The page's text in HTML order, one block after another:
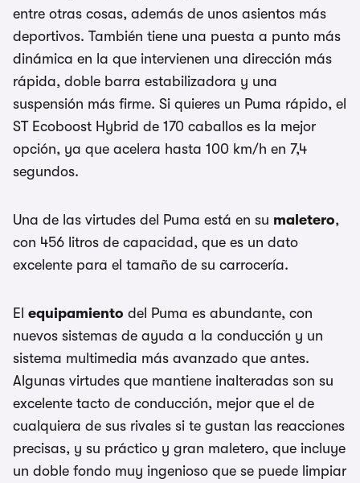
entre otras cosas, además de unos asientos más
deportivos. También tiene una puesta a punto más
dinámica en la que intervienen una dirección más
rápida, doble barra estabilizadora y una
suspensión más firme. Si quieres un Puma rápido, el
ST Ecoboost Hybrid de 170 caballos es la mejor
opción, ya que acelera hasta 100 km/h en 7,4
segundos.
Una de las virtudes del Puma está en su maletero,
con 456 litros de capacidad, que es un dato
excelente para el tamaño de su carrocería.
El equipamiento del Puma es abundante, con
nuevos sistemas de ayuda a la conducción y un
sistema multimedia más avanzado que antes.
Algunas virtudes que mantiene inalteradas son su
excelente tacto de conducción, mejor que el de
cualquiera de sus rivales si te gustan las reacciones
precisas, y su práctico y gran maletero, que incluye
un doble fondo muy ingenioso que se puede limpiar